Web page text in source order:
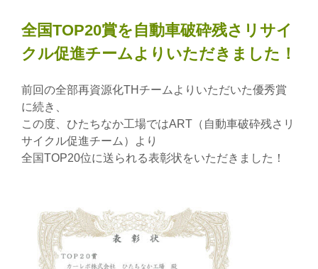
全国TOP20賞を自動車破砕残さリサイ
クル促進チームよりいただきました！
前回の全部再資源化THチームよりいただいた優秀賞
に続き、
この度、ひたちなか工場ではART（自動車破砕残さリ
サイクル促進チーム）より
全国TOP20位に送られる表彰状をいただきました！